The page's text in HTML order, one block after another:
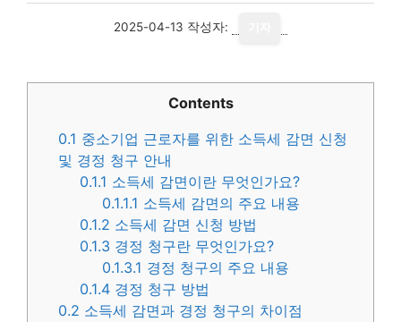
2025-04-13 작성자:
Contents
0.1 중소기업 근로자를 위한 소득세 감면 신청
및 경정 청구 안내
0.1.1 소득세 감면이란 무엇인가요?
0.1.1.1 소득세 감면의 주요 내용
0.1.2 소득세 감면 신청 방법
0.1.3 경정 청구란 무엇인가요?
0.1.3.1 경정 청구의 주요 내용
0.1.4 경정 청구 방법
0.2 소득세 감면과 경정 청구의 차이점